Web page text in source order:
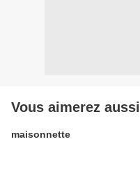
Vous aimerez aussi
maisonnette